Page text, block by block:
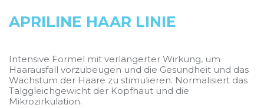
APRILINE HAAR LINIE
Intensive Formel mit verlängerter Wirkung, um
Haarausfall vorzubeugen und die Gesundheit und das
Wachstum der Haare zu stimulieren. Normalisiert das
Talggleichgewicht der Kopfhaut und die
Mikrozirkulation.